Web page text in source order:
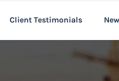
Client Testimonials